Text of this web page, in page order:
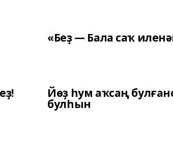
«Беҙ — Бала саҡ
Йөҙ һум аҡсаң
булһын